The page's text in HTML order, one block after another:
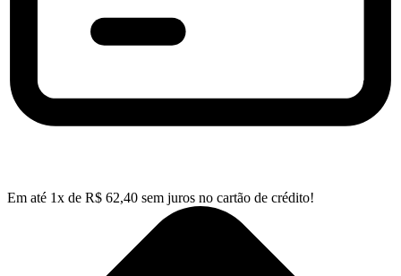
Em até 1x de R$ 62,40 sem juros no cartão de crédito!